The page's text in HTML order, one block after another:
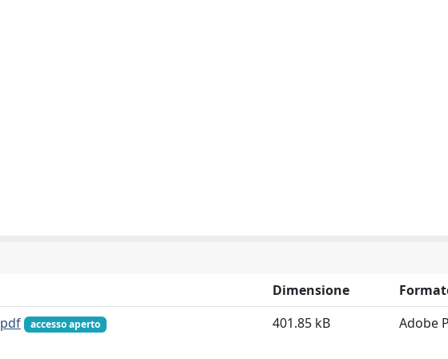
Dimensione
accesso aperto 401.85 kB Adobe